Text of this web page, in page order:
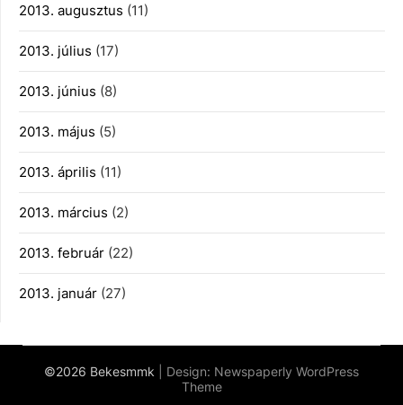
2013. augusztus (11)
2013. július (17)
2013. június (8)
2013. május (5)
2013. április (11)
2013. március (2)
2013. február (22)
2013. január (27)
©2026 Bekesmmk | Design: Newspaperly WordPress
Theme